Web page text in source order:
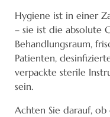
Hygiene ist in einer
– sie ist die absolute
Behandlungsraum,
Patienten,
verpackte sterile
sein.
Achten Sie darauf,